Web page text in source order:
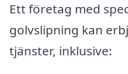
Ett företag med
golvslipning kan
tjänster, inklusive: